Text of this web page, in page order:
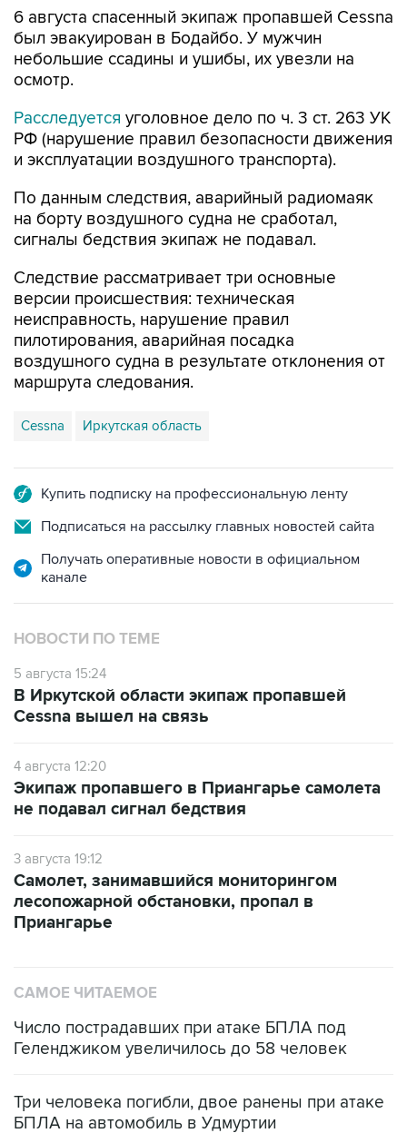
6 августа спасенный экипаж пропавшей Cessna
был эвакуирован в Бодайбо. У мужчин
небольшие ссадины и ушибы, их увезли на
осмотр.
Расследуется уголовное дело по ч. 3 ст. 263 УК
РФ (нарушение правил безопасности движения
и эксплуатации воздушного транспорта).
По данным следствия, аварийный радиомаяк
на борту воздушного судна не сработал,
сигналы бедствия экипаж не подавал.
Следствие рассматривает три основные
версии происшествия: техническая
неисправность, нарушение правил
пилотирования, аварийная посадка
воздушного судна в результате отклонения от
маршрута следования.
Cessna Иркутская область
Купить подписку на профессиональную ленту
Подписаться на рассылку главных новостей сайта
Получать оперативные новости в официальном
канале
НОВОСТИ ПО ТЕМЕ
5 августа 15:24
В Иркутской области экипаж пропавшей
Cessna вышел на связь
4 августа 12:20
Экипаж пропавшего в Приангарье самолета
не подавал сигнал бедствия
3 августа 19:12
Самолет, занимавшийся мониторингом
лесопожарной обстановки, пропал в
Приангарье
САМОЕ ЧИТАЕМОЕ
Число пострадавших при атаке БПЛА под
Геленджиком увеличилось до 58 человек
Три человека погибли, двое ранены при атаке
БПЛА на автомобиль в Удмуртии